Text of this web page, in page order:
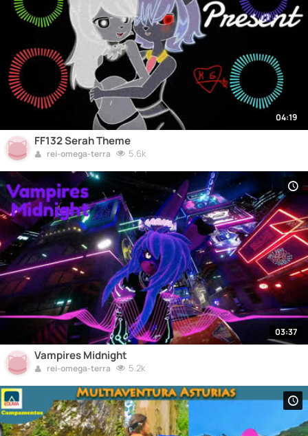
04:19
FF132 Serah Theme
rei-omega-terra 5.6k
03:37
Vampires Midnight
rei-omega-terra 5.2k